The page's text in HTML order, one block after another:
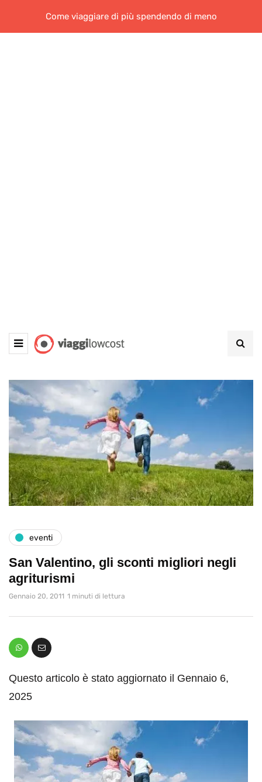
Come viaggiare di più spendendo di meno
eventi
San Valentino, gli sconti migliori negli
agriturismi
Gennaio 20, 2011 1 minuti di lettura
Questo articolo è stato aggiornato il Gennaio 6,
2025